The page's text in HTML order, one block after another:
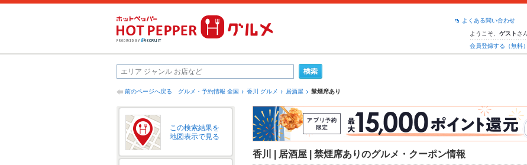
よくある問い合わせ
ようこそ、 ゲスト さん
会員登録する（無料）
前のページへ戻る グルメ・予約情報 全国 香川 グルメ 居酒屋 禁煙席あり
この検索結果を
地図表示で見る
香川 | 居酒屋 | 禁煙席ありのグルメ・クーポン情報